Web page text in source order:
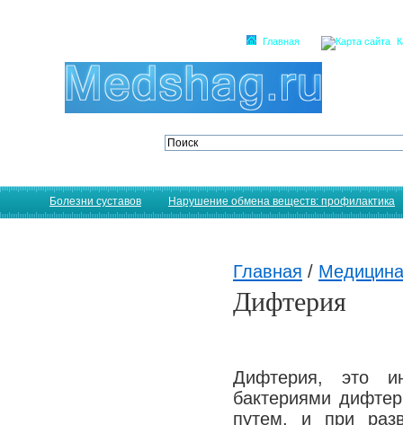
Главная
Болезни суставов Нарушение обмена веществ: профилактика
Главная /
Дифтерия
Дифтерия, это
бактериями
путем, и при